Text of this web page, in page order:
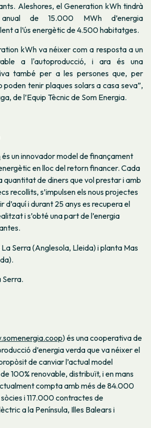
Aleshores, el Generation kWh tindrà
de 15.000 MWh d’energia
a l’ús energètic de 4.500 habitatges.
kWh va néixer com a resposta a un
a l'autoproducció, i ara és una
també per a les persones que, per
poden tenir plaques solars a casa seva”,
de l’Equip Tècnic de Som Energia.
és un innovador model de finançament
en lloc del retorn financer. Cada
quantitat de diners que vol prestar i amb
recollits, s’impulsen els nous projectes
d’aquí i durant 25 anys es recupera el
i s’obté una part de l’energia
Serra (Anglesola, Lleida) i planta Mas
Serra.
) és una cooperativa de
d’energia verda que va néixer el
de canviar l’actual model
100% renovable, distribuït, i en mans
compta amb més de 84.000
i 117.000 contractes de
a la Península, Illes Balears i